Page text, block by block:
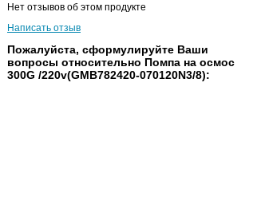
Нет отзывов об этом продукте
Написать отзыв
Пожалуйста, сформулируйте Ваши
вопросы относительно Помпа на осмос
300G /220v(GMB782420-070120N3/8):